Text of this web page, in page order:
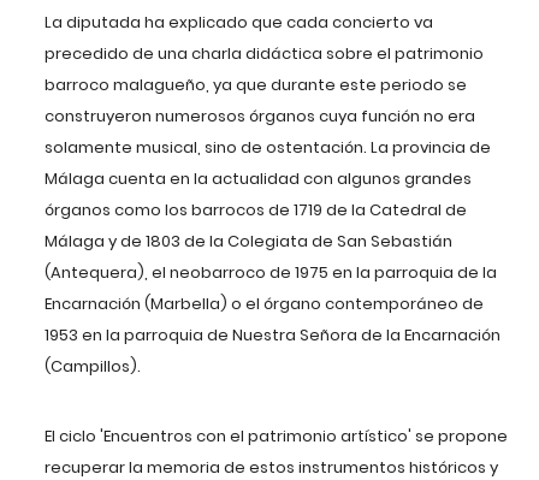
La diputada ha explicado que cada concierto va
precedido de una charla didáctica sobre el patrimonio
barroco malagueño, ya que durante este periodose
construyeron numerosos órganos cuya función no era
solamente musical, sino de ostentación. La provincia de
Málaga cuenta en la actualidad con algunos grandes
órganos como los barrocos de 1719 de la Catedral de
Málaga y de 1803 de la Colegiata de San Sebastián
(Antequera), el neobarroco de 1975 en la parroquia de la
Encarnación (Marbella) o el órgano contemporáneo de
1953 en la parroquia de Nuestra Señora de la Encarnación
(Campillos).
El ciclo'Encuentros con el patrimonio artístico' se propone
recuperar la memoria de estos instrumentos históricos y